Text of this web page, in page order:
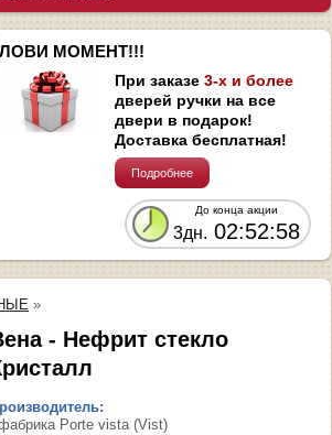
ЛОВИ МОМЕНТ!!!
При заказе 3-х и более
дверей ручки на все
двери в подарок!
Доставка бесплатная!
Подробнее
До конца акции
3дн. 02:52:57
»
- Нефрит стекло
Porte vista (Vist)